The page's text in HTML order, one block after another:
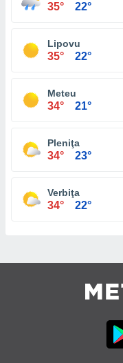
35° 22°
Lipovu
35° 22°
Meteu
34° 21°
Pleniţa
34° 23°
Verbiţa
34° 22°